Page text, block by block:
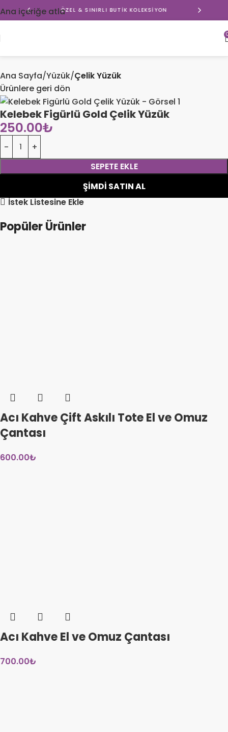
Ana içeriğe atlaÖZEL & SINIRLI BUTIK KOLEKSIYON
Ana Sayfa Yüzük Çelik Yüzük
Ürünlere geri dön
Kelebek Figürlü Gold Çelik Yüzük
250.00₺
SEPETE EKLE
ŞIMDI SATIN AL
İstek Listesine Ekle
Popüler Ürünler
Acı Kahve Çift Askılı Tote El ve Omuz
Çantası
600.00₺
Acı Kahve El ve Omuz Çantası
700.00₺